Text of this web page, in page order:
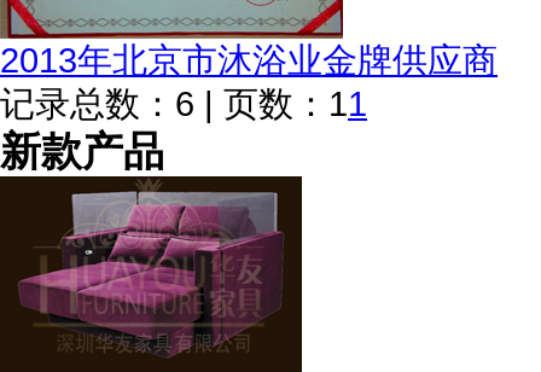
2013年北京市沐浴业金牌供应商
记录总数：6 | 页数：11
新款产品